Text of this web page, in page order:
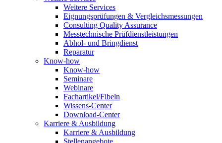
Weitere Services
Eignungsprüfungen & Vergleichsmessungen
Consulting Quality Assurance
Messtechnische Prüfdienstleistungen
Abhol- und Bringdienst
Reparatur
Know-how
Know-how
Seminare
Webinare
Fachartikel/Fibeln
Wissens-Center
Download-Center
Karriere & Ausbildung
Karriere & Ausbildung
Stellenangebote